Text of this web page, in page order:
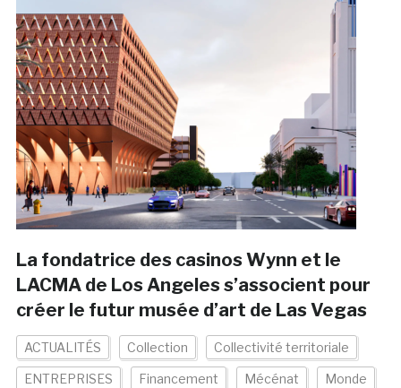
La fondatrice des casinos Wynn et le
LACMA de Los Angeles s’associent pour
créer le futur musée d’art de Las Vegas
ACTUALITÉS Collection Collectivité territoriale
ENTREPRISES Financement Mécénat Monde